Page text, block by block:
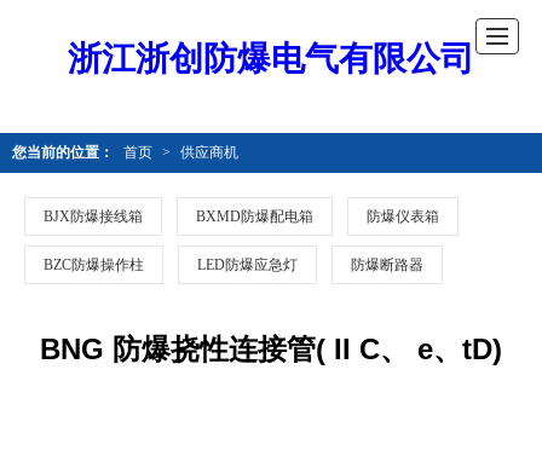
浙江浙创防爆电气有限公司
您当前的位置： 首页 > 供应商机
BJX防爆接线箱 BXMD防爆配电箱 防爆仪表箱
BZC防爆操作柱 LED防爆应急灯 防爆断路器
BNG 防爆挠性连接管( II C、 e、tD)